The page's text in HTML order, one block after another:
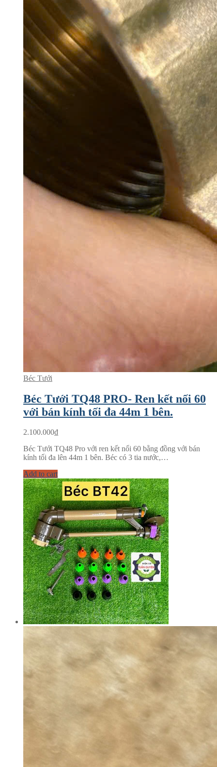
Béc Tưới
Béc Tưới TQ48 PRO- Ren kết nối 60
với bán kính tối đa 44m 1 bên.
2.100.000₫
Béc Tưới TQ48 Pro với ren kết nối 60 bằng đồng với bán
kính tối đa lên 44m 1 bên. Béc có 3 tia nước,…
Add to cart